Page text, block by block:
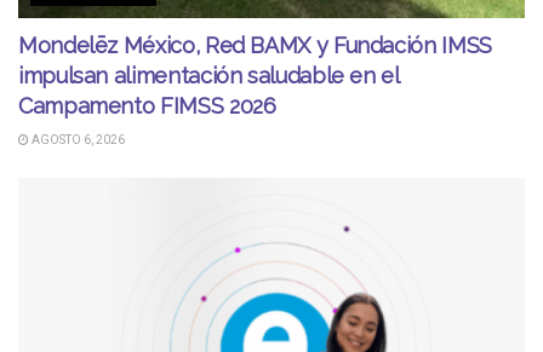
Mondelēz México, Red BAMX y Fundación IMSS
impulsan alimentación saludable en el
Campamento FIMSS 2026
AGOSTO 6, 2026